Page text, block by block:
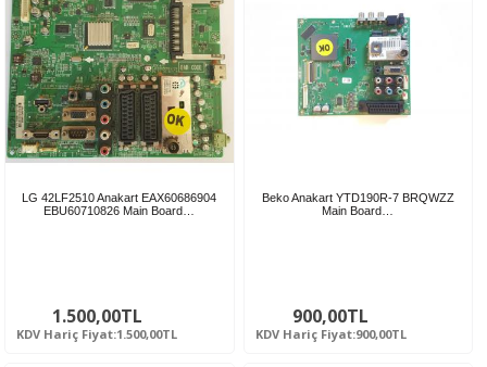
LG 42LF2510 Anakart EAX60686904
EBU60710826 Main Board…
1.500,00TL
KDV Hariç Fiyat:1.500,00TL
Beko Anakart YTD190R-7 BRQWZZ
Main Board…
900,00TL
KDV Hariç Fiyat:900,00TL